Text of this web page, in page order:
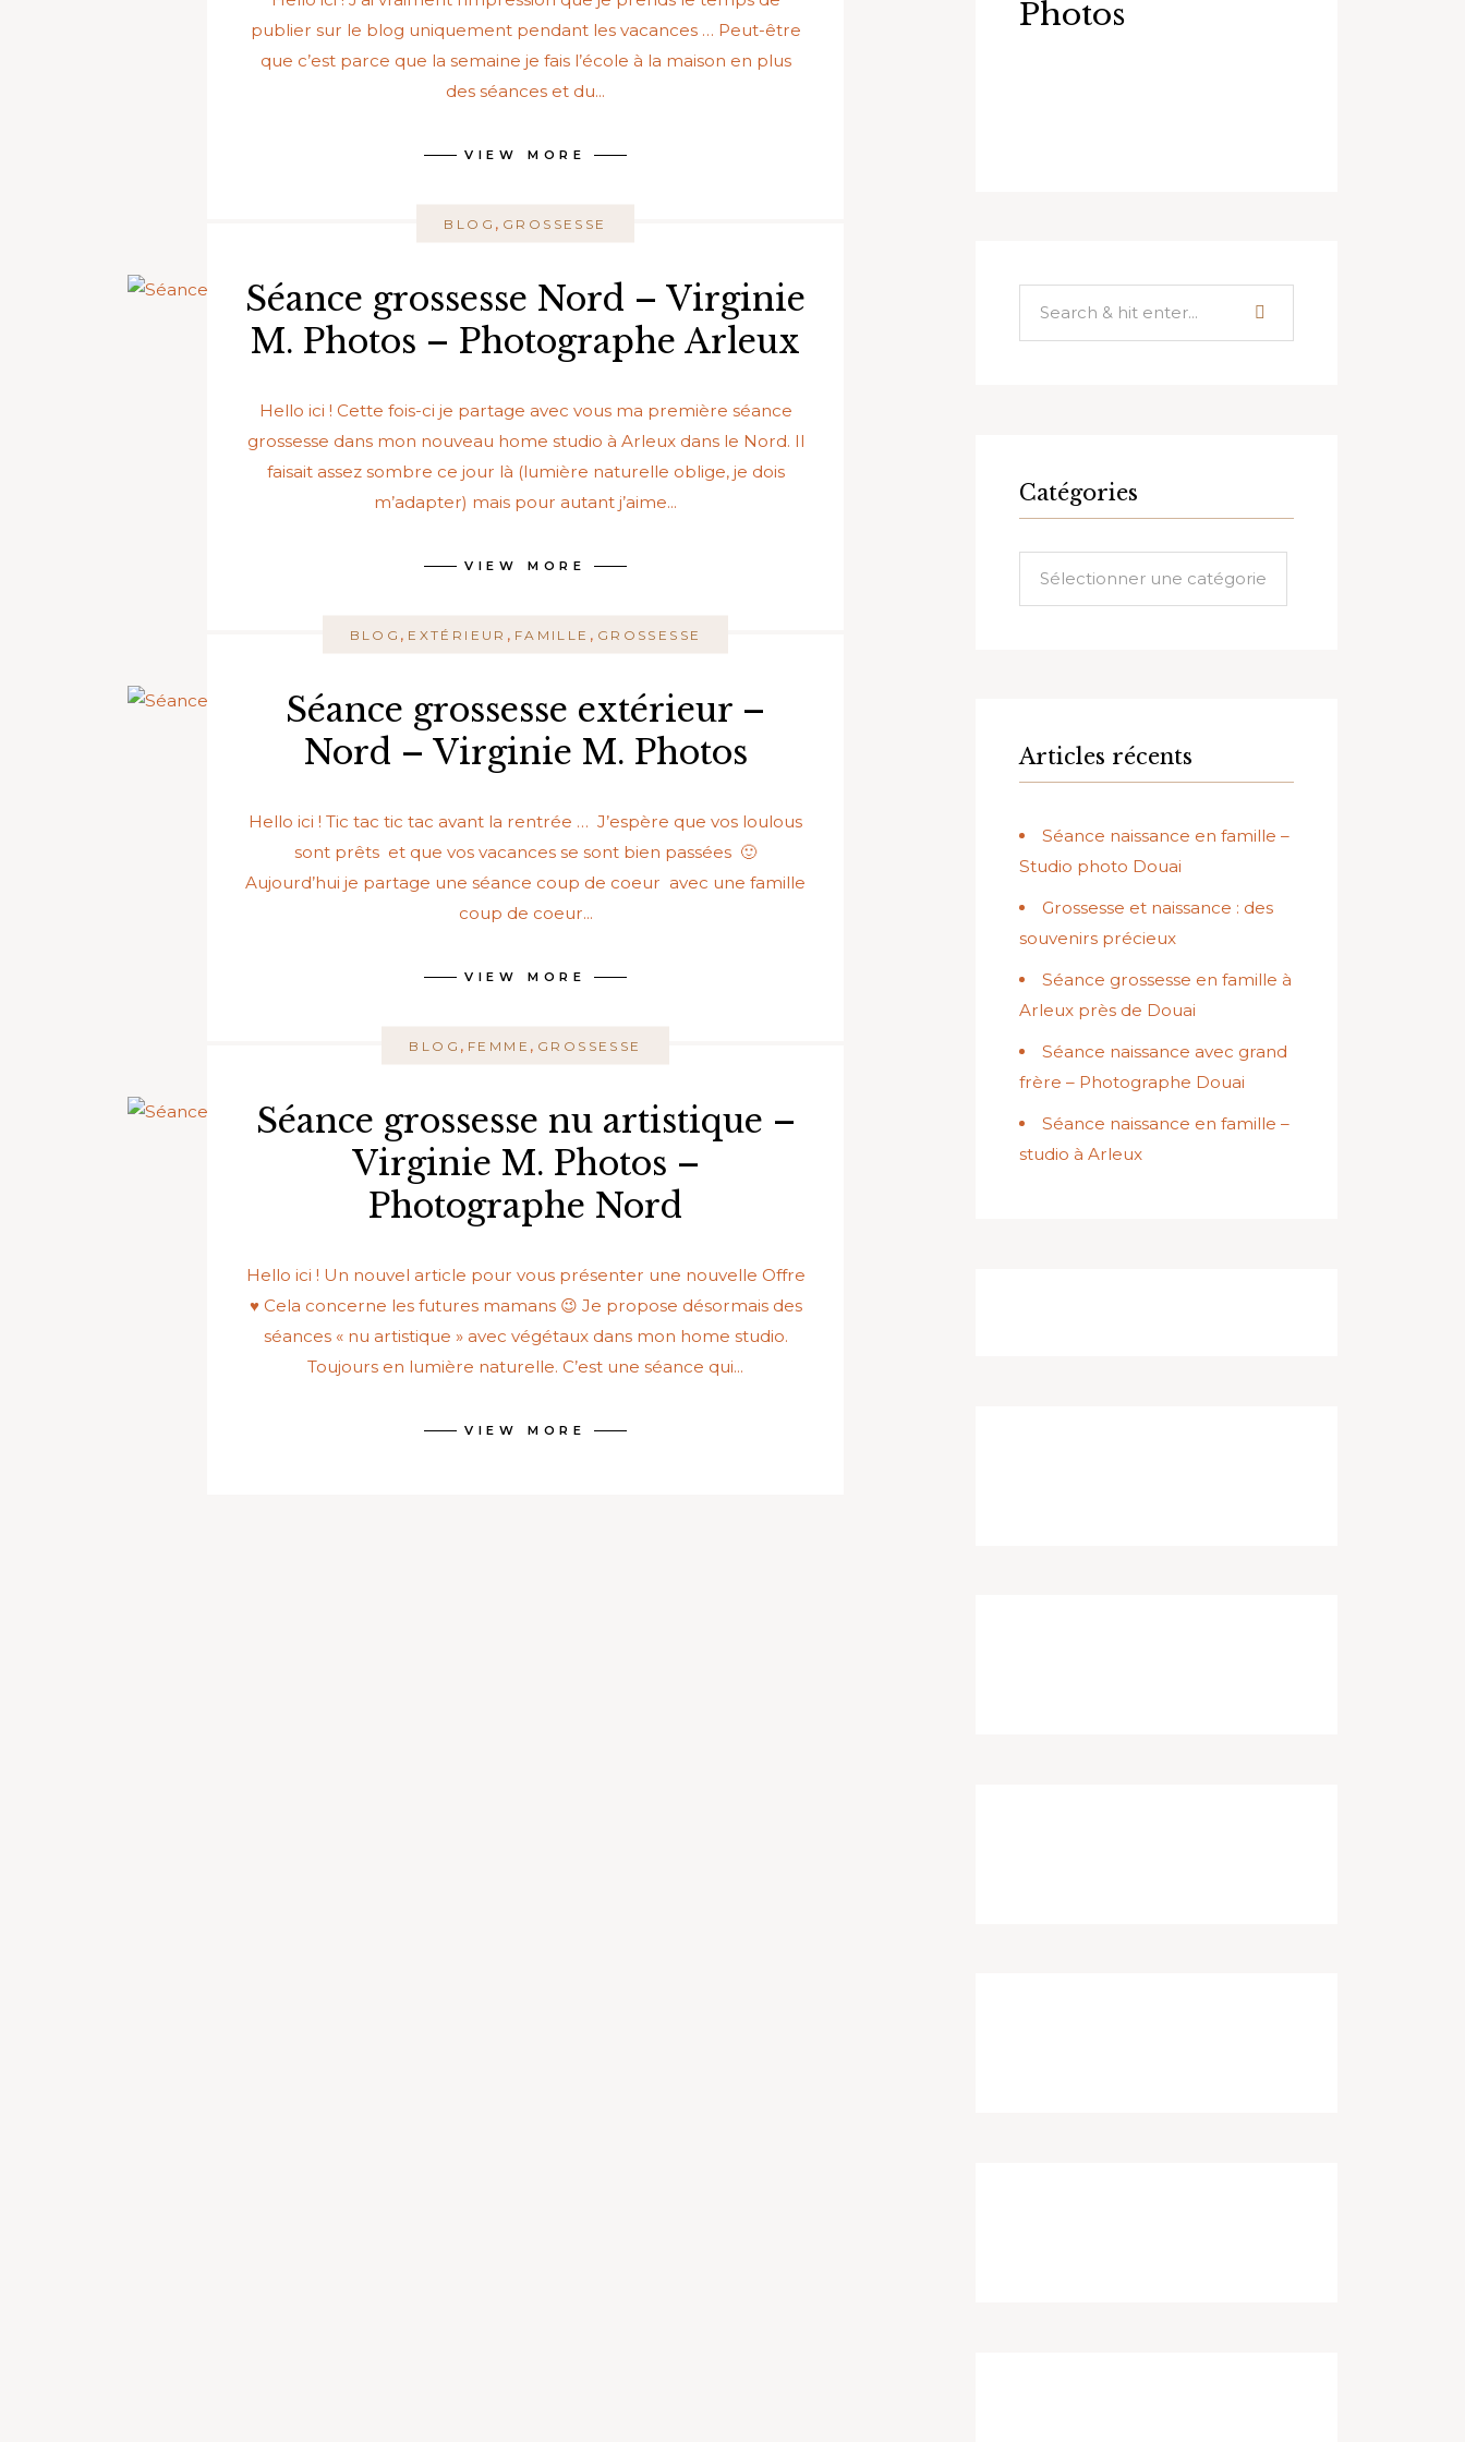
publier sur le blog uniquement pendant les vacances … Peut-être
que c’est parce que la semaine je fais l’école à la maison en plus
des séances et du...
VIEW MORE
BLOG , GROSSESSE
Séance grossesse Nord – Virginie
M. Photos – Photographe Arleux
Hello ici ! Cette fois-ci je partage avec vous ma première séance
grossesse dans mon nouveau home studio à Arleux dans le Nord. Il
faisait assez sombre ce jour là (lumière naturelle oblige, je dois
m’adapter) mais pour autant j’aime...
VIEW MORE
BLOG , EXTÉRIEUR , FAMILLE , GROSSESSE
Séance grossesse extérieur –
Nord – Virginie M. Photos
Hello ici ! Tic tac tic tac avant la rentrée … J’espère que vos loulous
sont prêts et que vos vacances se sont bien passées 🙂
Aujourd’hui je partage une séance coup de coeur avec une famille
coup de coeur...
VIEW MORE
BLOG , FEMME , GROSSESSE
Séance grossesse nu artistique –
Virginie M. Photos –
Photographe Nord
Hello ici ! Un nouvel article pour vous présenter une nouvelle Offre
♥ Cela concerne les futures mamans 😉 Je propose désormais des
séances « nu artistique » avec végétaux dans mon home studio.
Toujours en lumière naturelle. C’est une séance qui...
VIEW MORE
Photos
Catégories
Articles récents
Séance naissance en famille –
Studio photo Douai
Grossesse et naissance : des
souvenirs précieux
Séance grossesse en famille à
Arleux près de Douai
Séance naissance avec grand
frère – Photographe Douai
Séance naissance en famille –
studio à Arleux